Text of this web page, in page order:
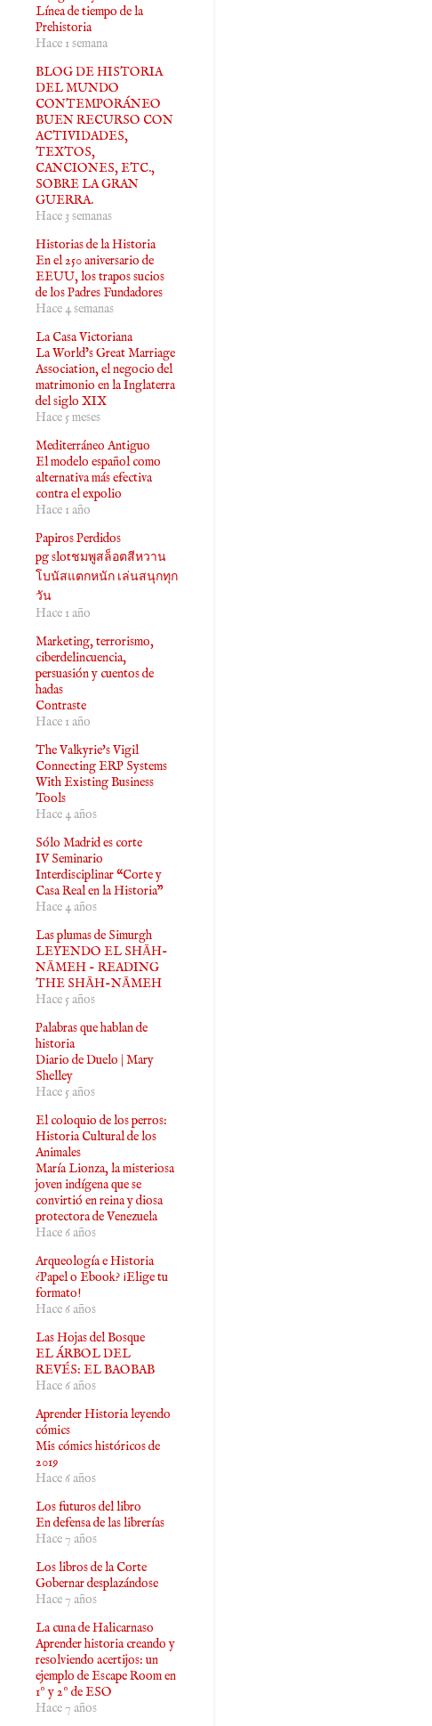
Línea de tiempo de la
Prehistoria
Hace 1 semana
BLOG DE HISTORIA
DEL MUNDO
CONTEMPORÁNEO
BUEN RECURSO CON
ACTIVIDADES,
TEXTOS,
CANCIONES, ETC.,
SOBRE LA GRAN
GUERRA.
Hace 3 semanas
Historias de la Historia
En el 250 aniversario de
EEUU, los trapos sucios
de los Padres Fundadores
Hace 4 semanas
La Casa Victoriana
La World’s Great Marriage
Association, el negocio del
matrimonio en la Inglaterra
del siglo XIX
Hace 5 meses
Mediterráneo Antiguo
El modelo español como
alternativa más efectiva
contra el expolio
Hace 1 año
Papiros Perdidos
pg slotชมพูสล็อตสีหวาน
โบนัสแตกหนัก เล่นสนุกทุก
วัน
Hace 1 año
Marketing, terrorismo,
ciberdelincuencia,
persuasión y cuentos de
hadas
Contraste
Hace 1 año
The Valkyrie's Vigil
Connecting ERP Systems
With Existing Business
Tools
Hace 4 años
Sólo Madrid es corte
IV Seminario
Interdisciplinar “Corte y
Casa Real en la Historia”
Hace 4 años
Las plumas de Simurgh
LEYENDO EL SHĀH-
NĀMEH - READING
THE SHĀH-NĀMEH
Hace 5 años
Palabras que hablan de
historia
Diario de Duelo | Mary
Shelley
Hace 5 años
El coloquio de los perros:
Historia Cultural de los
Animales
María Lionza, la misteriosa
joven indígena que se
convirtió en reina y diosa
protectora de Venezuela
Hace 6 años
Arqueología e Historia
¿Papel o Ebook? ¡Elige tu
formato!
Hace 6 años
Las Hojas del Bosque
EL ÁRBOL DEL
REVÉS: EL BAOBAB
Hace 6 años
Aprender Historia leyendo
cómics
Mis cómics históricos de
2019
Hace 6 años
Los futuros del libro
En defensa de las librerías
Hace 7 años
Los libros de la Corte
Gobernar desplazándose
Hace 7 años
La cuna de Halicarnaso
Aprender historia creando y
resolviendo acertijos: un
ejemplo de Escape Room en
1º y 2º de ESO
Hace 7 años